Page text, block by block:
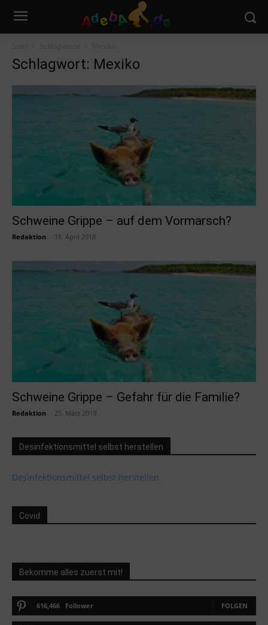
Schlagwort: Mexiko
Schweine Grippe – auf dem Vormarsch?
Redaktion 18. April 2018
Schweine Grippe – Gefahr für die Familie?
Redaktion 25. März 2019
Desinfektionsmittel selbst herstellen
Desinfektionsmittel selbst herstellen
Covid
Bekomme alles zuerst mit!
616,466 Follower FOLGEN